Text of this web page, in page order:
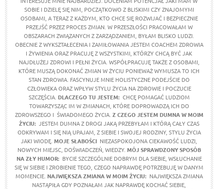
SOBIE I DZIELĘ SIĘ NIM, POCZĄTKOWO Z BLISKIMI CZY ZNAJOMYMI
OSOBAMI, A TERAZ Z KAŻDYM, KTO CHCE SIĘ ROZWIJAĆ I BEZPIECZNIE
PRZEJŚĆ PRZEZ PROCES ZMIAN. W PRZESZŁOŚCI PRACOWAŁAM W
OBSZARACH ZWIĄZANYCH Z ZARZĄDZANIEM, BYŁAM BLISKO LUDZI.
OBECNIE Z WYKSZTAŁECENIA I ZAMIŁOWANIA JESTEM COACHEM ZDROWIA
I ŻYWIENIA ORAZ PRACUJĘ Z WSZYSTKIMI, KTÓRZY CHCĄ BYĆ JAK
NAJDŁUŻEJ ZDROWI I PEŁNI ŻYCIA. WSPÓŁPRACUJĘ TAKŻE Z OSOBAMI,
KTÓRE MUSZĄ DOKONAĆ ZMIAN W ŻYCIU PONIEWAŻ WYMUSZA TO ICH
STAN ZDROWIA. FASCYNUJE MNIE HOLISTYCZNE PODEJŚCIE DO
CZŁOWIEKA ORAZ WPŁYW STYLU ŻYCIA NA ZDROWIE I POCZUCIE
SZCZĘŚCIA. DLACZEGO TU JESTEM: CHCĘ POMAGAĆ LUDZIOM
TOWARZYSZĄC IM W ZMIANACH, KTÓRE DOPROWADZĄ ICH DO
ZDROWSZEGO I ŚWIADOMEGO ŻYCIA. Z CZEGO JESTEM DUMNA W MOIM
ŻYCIU: JESTEM DUMNA Z DROGI JAKĄ PRZEBYŁAM I KTÓRĄ CAŁY CZAS
ODKRYWAM I SIĘ NIĄ UPAJAM, Z SIEBIE I SWOJEJ RODZINY, STYLU ŻYCIA
JAKI WIODĘ. MOJE SŁABOŚCI NIEZASPOKOJONA CIEKAWOŚĆ LUDZI,
NOWYCH MIEJSC, DOŚWIADCZEŃ, WIEDZY. MÓJ SPRAWDZONY SPOSÓB
NA ZŁY HUMOR: BYCIE SZCZEGÓLNIE DOBRYM DLA SIEBIE, WSŁUCHANIE
SIĘ W SIEBIE I ZROBIENIE TEGO, CZEGO NAPRAWDĘ POTRZEBUJĘ W DANYM
MOMENCIE. NAJWIĘKSZA ZMIANA W MOIM ŻYCIU: NAJWIĘKSZA ZMIANA
NASTĄPIŁA GDY POZNAŁAM JAK NAPRAWDĘ KOCHAĆ SIEBIE,